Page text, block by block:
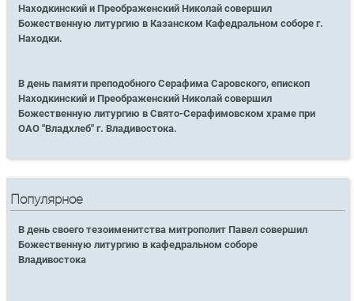
Находкинский и Преображенский Николай совершил
Божественную литургию в Казанском Кафедральном соборе г.
Находки.
В день памяти преподобного Серафима Саровского, епископ
Находкинский и Преображенский Николай совершил
Божественную литургию в Свято-Серафимовском храме при
ОАО "Владхлеб" г. Владивостока.
Популярное
В день своего тезоименитства митрополит Павел совершил
Божественную литургию в кафедральном соборе
Владивостока